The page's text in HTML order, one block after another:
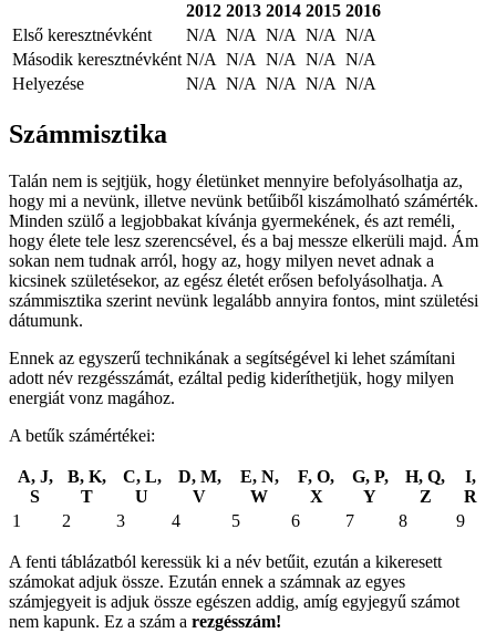
2012 2013 2014 2015 2016
Első keresztnévként
N/A N/A N/A N/A N/A
Második keresztnévként N/A N/A N/A N/A N/A
Helyezése
N/A N/A N/A N/A N/A
Számmisztika
Talán nem is sejtjük, hogy életünket mennyire befolyásolhatja az,
hogy mi a nevünk, illetve nevünk betűiből kiszámolható számérték.
Minden szülő a legjobbakat kívánja gyermekének, és azt reméli,
hogy élete tele lesz szerencsével, és a baj messze elkerüli majd. Ám
sokan nem tudnak arról, hogy az, hogy milyen nevet adnak a
kicsinek születésekor, az egész életét erősen befolyásolhatja. A
számmisztika szerint nevünk legalább annyira fontos, mint születési
dátumunk.
Ennek az egyszerű technikának a segítségével ki lehet számítani
adott név rezgésszámát, ezáltal pedig kideríthetjük, hogy milyen
energiát vonz magához.
A betűk számértékei:
A, J,
S
B, K,
T
C, L,
U
D, M,
V
E, N,
W
F, O,
X
G, P,
Y
H, Q,
Z
I,
R
1
2 3 4 5 6 7 8 9
A fenti táblázatból keressük ki a név betűit, ezután a kikeresett
számokat adjuk össze. Ezután ennek a számnak az egyes
számjegyeit is adjuk össze egészen addig, amíg egyjegyű számot
nem kapunk. Ez a szám a rezgésszám!